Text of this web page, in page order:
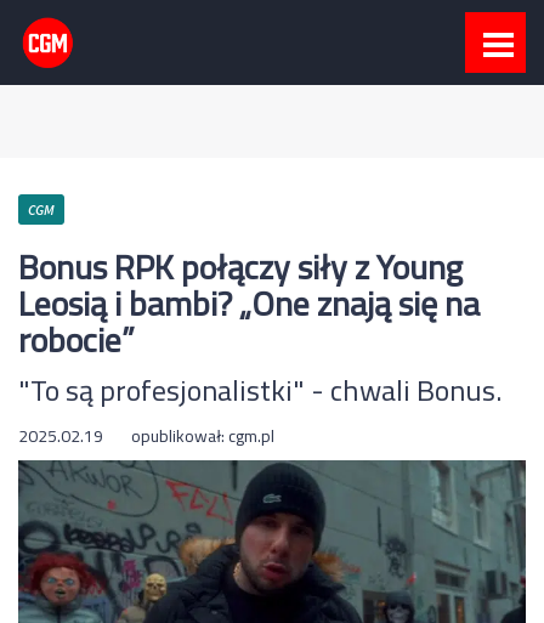
CGM
Bonus RPK połączy siły z Young
Leosią i bambi? „One znają się na
robocie”
"To są profesjonalistki" - chwali Bonus.
2025.02.19 opublikował:cgm.pl